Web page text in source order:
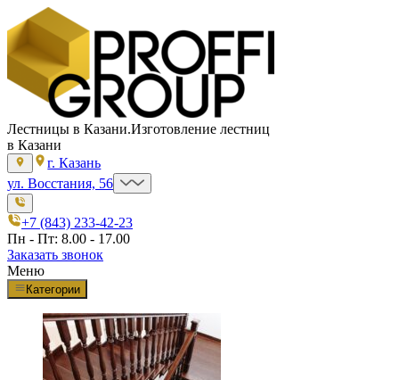
Лестницы в Казани.Изготовление лестниц
в Казани
г. Казань
ул. Восстания, 56
+7 (843) 233-42-23
Пн - Пт: 8.00 - 17.00
Заказать звонок
Меню
Категории